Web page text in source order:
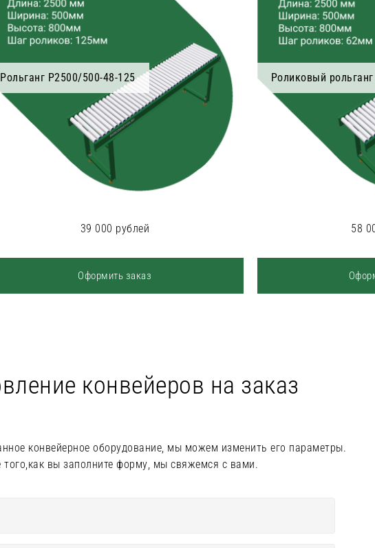
Рольганг Р2500/500-48-125
39 000 рублей
Оформить заказ
Роликовый
58
конвейеров на заказ
конвейерное оборудование, мы можем изменить его параметры.
того,как вы заполните форму, мы свяжемся с вами.